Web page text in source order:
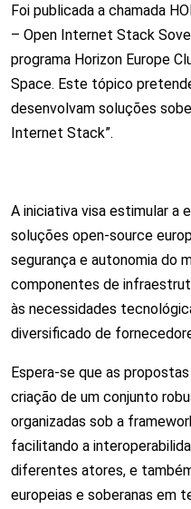
Foi publicada a chamada
– Open Internet Stack
programa Horizon Europe
Space. Este tópico
desenvolvam soluções
Internet Stack”.
A iniciativa visa estimular a
soluções open-source
segurança e autonomia do
componentes de
às necessidades
diversificado de
Espera-se que as
criação de um conjunto
organizadas sob a
facilitando a
diferentes atores, e
europeias e soberanas em